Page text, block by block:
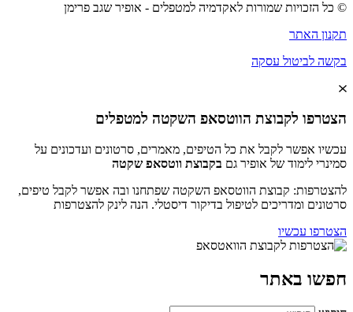
© כל הזכויות שמורות לאקדמיה למטפלים - אופיר שגב פרימן
תקנון האתר
בקשה לביטול עסקה
הצטרפו לקבוצת הווטסאפ השקטה למטפלים
עכשיו אפשר לקבל את כל הטיפים, מאמרים, סרטונים ועדכונים על
סמינרי לימוד של אופיר גם בקבוצת ווטסאפ שקטה
להצטרפות: קבוצת הווטסאפ השקטה שפתחנו ובה אפשר לקבל טיפים,
סרטונים ומדריכים לטיפול בדיקור דיסטלי. הנה לינק להצטרפות
הצטרפו עכשיו
חפשו באתר